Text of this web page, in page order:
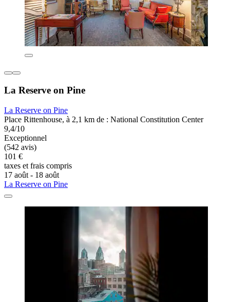
La Reserve on Pine
La Reserve on Pine
Place Rittenhouse, à 2,1 km de : National Constitution Center
9,4/10
Exceptionnel
(542 avis)
101 €
taxes et frais compris
17 août - 18 août
La Reserve on Pine